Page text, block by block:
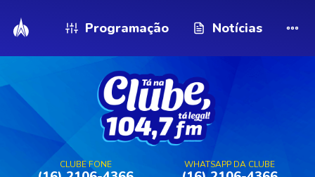
Programação Notícias
CLUBE FONE WHATSAPP DA CLUBE